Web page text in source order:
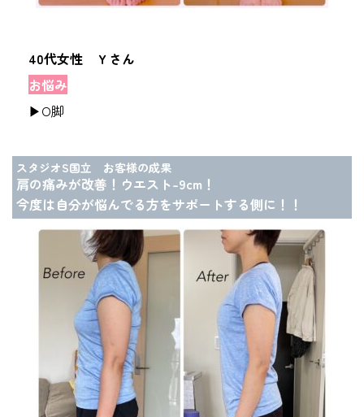
40代女性 Ｙさん
お悩み
▶O脚
スタジオS国立 お客様の成果
肩の痛みが改善！ウエスト-9cm！
今度は自分が悩んでる方をサポートする側に！！